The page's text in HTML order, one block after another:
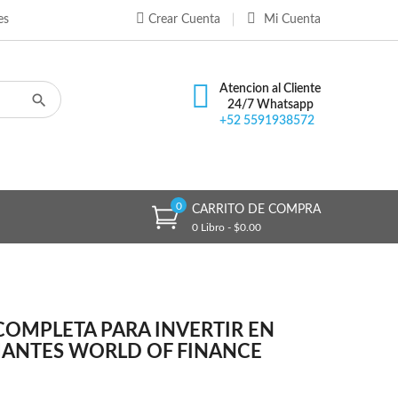
×
×
×
Mi Cuenta
Crear Cuenta
Atencion al Cliente
24/7 Whatsapp
+52 5591938572
CARRITO DE COMPRA
0 Libro - $0.00
0
PARA INVERTIR EN
WORLD OF FINANCE